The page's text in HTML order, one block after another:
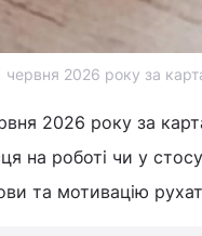
червня 2026 року за
2026 року за
на роботі чи у
та мотивацію